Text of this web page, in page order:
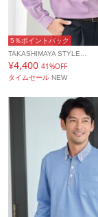
5％ポイントバック
TAKASHIMAYA STYLE…
¥4,400 41%OFF
タイムセール NEW